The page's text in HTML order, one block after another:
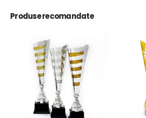
Produse recomandate